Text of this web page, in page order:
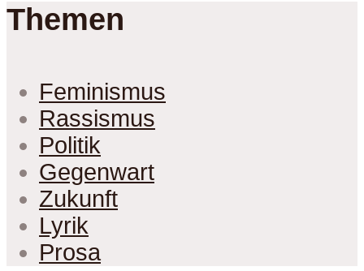
Themen
Feminismus
Rassismus
Politik
Gegenwart
Zukunft
Lyrik
Prosa